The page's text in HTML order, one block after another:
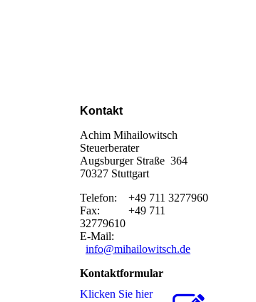
Kontakt
Achim Mihailowitsch
Steuerberater
Augsburger Straße 364
70327 Stuttgart
Telefon: +49 711 3277960
Fax: +49 711
32779610
E-Mail:
info@mihailowitsch.de
Kontaktformular
Klicken Sie hier